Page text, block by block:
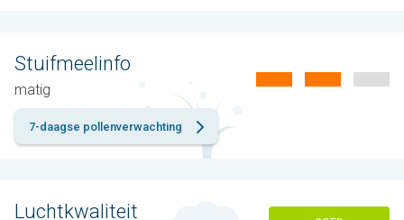
Stuifmeelinfo
matig
7-daagse pollenverwachting
Luchtkwaliteit